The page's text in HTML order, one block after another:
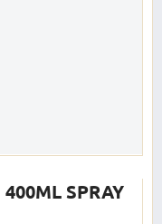
SPRAY